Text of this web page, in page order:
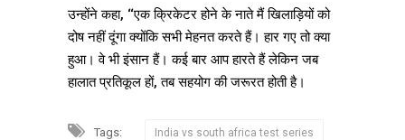
उन्होंने कहा, ‘‘एक क्रिकेटर होने के नाते मैं खिलाड़ियों को
दोष नहीं दूंगा क्योंकि सभी मेहनत करते हैं। हार गए तो क्या
हुआ। वे भी इंसान हैं। कई बार आप हारते हैं लेकिन जब
हालात प्रतिकूल हों, तब सहयोग की जरूरत होती है।
Tags: India vs south africa test series